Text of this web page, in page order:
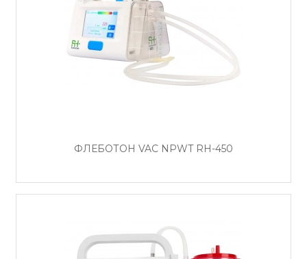
ФЛЕБОТОН VAC NPWT RH-450